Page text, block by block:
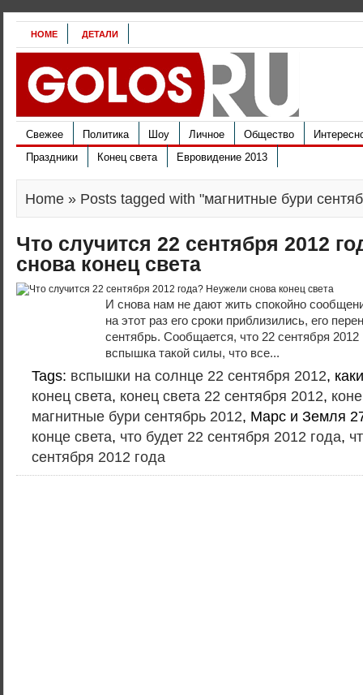
HOME ДЕТАЛИ
Свежее Политика Шоу Личное Общество
Праздники
Конец света Евровидение 2013
Home » Posts tagged with "магнитные бури
Что случится 22 сентября 2012
снова конец света
И снова нам не дают жить спокойно
на этот раз его сроки приблизились, его
сентябрь. Сообщается, что 22 сентября 2012
вспышка такой силы, что все...
Tags: вспышки на солнце 22 сентября 2012,
конец света, конец света 22 сентября 2012,
магнитные бури сентябрь 2012, Марс и Земля
конце света, что будет 22 сентября 2012 года,
сентября 2012 года